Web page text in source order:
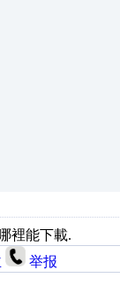
裡能下載.
举报